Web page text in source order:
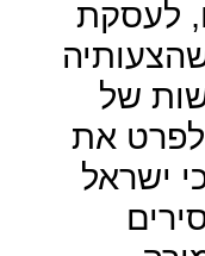
לעסקת
של
לפרט את
ישראל